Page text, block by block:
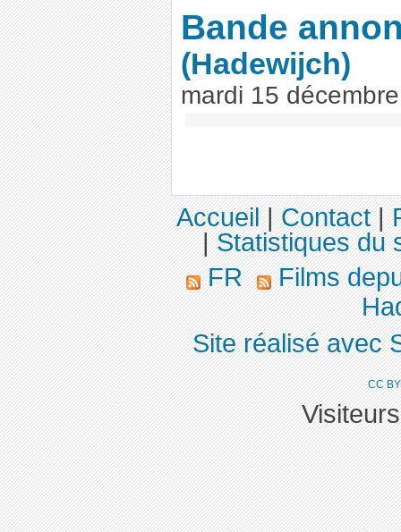
Bande
(Hadewijch)
mardi 15
Accueil|Contact|
|Statistiques du
FR
Films
Site réalisé avec
CC